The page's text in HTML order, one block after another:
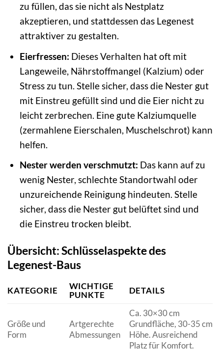
zu füllen, das sie nicht als Nestplatz
akzeptieren, und stattdessen das Legenest
attraktiver zu gestalten.
Eierfressen: Dieses Verhalten hat oft mit
Langeweile, Nährstoffmangel (Kalzium) oder
Stress zu tun. Stelle sicher, dass die Nester gut
mit Einstreu gefüllt sind und die Eier nicht zu
leicht zerbrechen. Eine gute Kalziumquelle
(zermahlene Eierschalen, Muschelschrot) kann
helfen.
Nester werden verschmutzt: Das kann auf zu
wenig Nester, schlechte Standortwahl oder
unzureichende Reinigung hindeuten. Stelle
sicher, dass die Nester gut belüftet sind und
die Einstreu trocken bleibt.
Übersicht: Schlüsselaspekte des
Legenest-Baus
KATEGORIE
WICHTIGE
PUNKTE
DETAILS
Größe und
Form
Artgerechte
Abmessungen
Ca. 30×30 cm
Grundfläche, 30-35 cm
Höhe. Ausreichend
Platz für Komfort.